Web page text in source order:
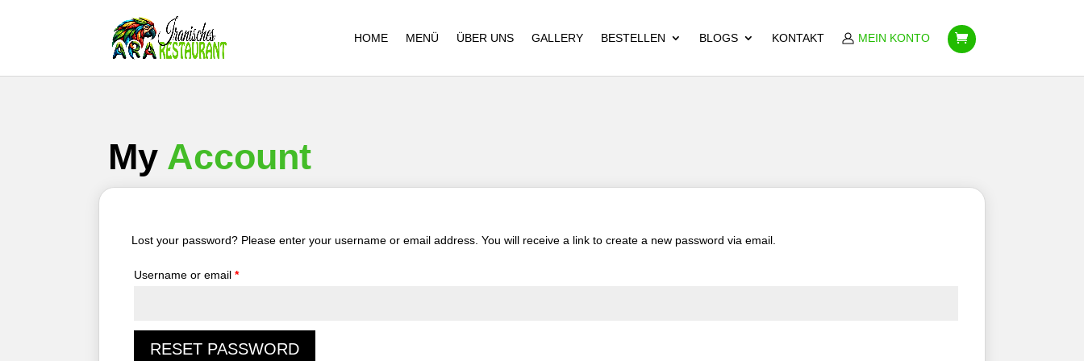
HOME MENÜ ÜBER UNS GALLERY BESTELLEN BLOGS KONTAKT MEIN KONTO
My Account
Lost your password? Please enter your username or email address. You will receive a link to create a new password via email.
Username or email *Required
RESET PASSWORD